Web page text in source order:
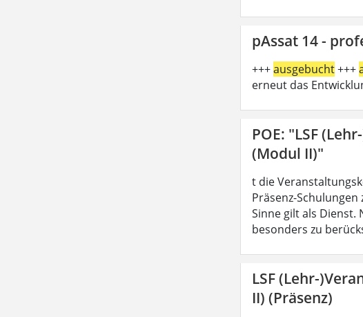
pAssat 14 -
+++ausgebucht+++
erneut das
POE: "LSF
(Modul II)"
t die
Präsenz-
Sinne gilt als Dienst.
besonders zu
LSF (Lehr-
II) (Präsenz)